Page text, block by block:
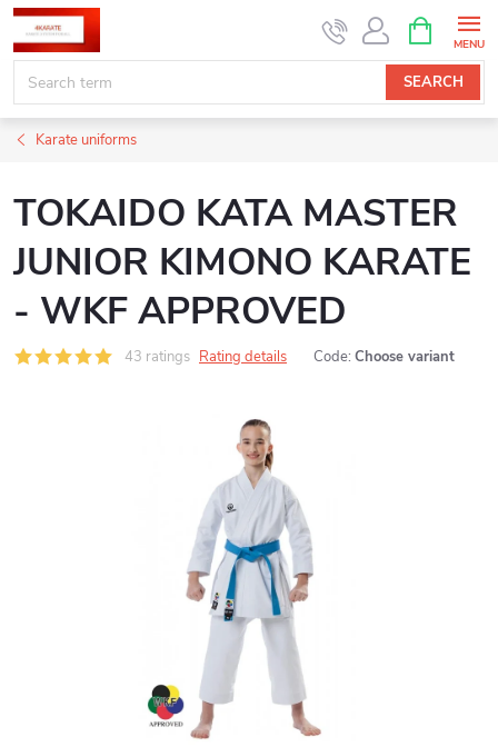
Skip
content
SEARCH
CART
Karate uniforms
TOKAIDO KATA MASTER
JUNIOR KIMONO KARATE
- WKF APPROVED
43 ratings Rating details Code: Choose variant